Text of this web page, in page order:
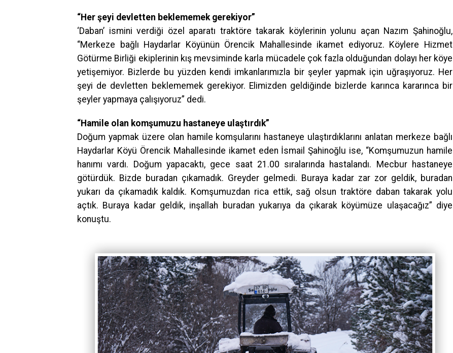
“Her şeyi devletten beklememek gerekiyor”
‘Daban’ ismini verdiği özel aparatı traktöre takarak köylerinin yolunu açan Nazım Şahinoğlu,
“Merkeze bağlı Haydarlar Köyünün Örencik Mahallesinde ikamet ediyoruz. Köylere Hizmet
Götürme Birliği ekiplerinin kış mevsiminde karla mücadele çok fazla olduğundan dolayı her köye
yetişemiyor. Bizlerde bu yüzden kendi imkanlarımızla bir şeyler yapmak için uğraşıyoruz. Her
şeyi de devletten beklememek gerekiyor. Elimizden geldiğinde bizlerde karınca kararınca bir
şeyler yapmaya çalışıyoruz” dedi.
“Hamile olan komşumuzu hastaneye ulaştırdık”
Doğum yapmak üzere olan hamile komşularını hastaneye ulaştırdıklarını anlatan merkeze bağlı
Haydarlar Köyü Örencik Mahallesinde ikamet eden İsmail Şahinoğlu ise, “Komşumuzun hamile
hanımı vardı. Doğum yapacaktı, gece saat 21.00 sıralarında hastalandı. Mecbur hastaneye
götürdük. Bizde buradan çıkamadık. Greyder gelmedi. Buraya kadar zar zor geldik, buradan
yukarı da çıkamadık kaldık. Komşumuzdan rica ettik, sağ olsun traktöre daban takarak yolu
açtık. Buraya kadar geldik, inşallah buradan yukarıya da çıkarak köyümüze ulaşacağız” diye
konuştu.